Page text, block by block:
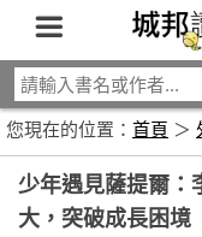
您現在的位置： 首頁 ＞
少年遇見薩提爾：
大，突破成長困境